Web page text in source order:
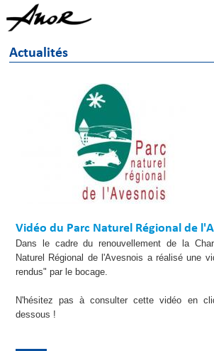
Actualités
Vidéo du Parc Naturel Régional de
Dans le cadre du renouvellement de la
Naturel Régional de l'Avesnois a réalisé une
rendus" par le bocage.
N'hésitez pas à consulter cette vidéo en
dessous !